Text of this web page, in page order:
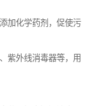
加化学药剂，促使污
紫外线消毒器等，用